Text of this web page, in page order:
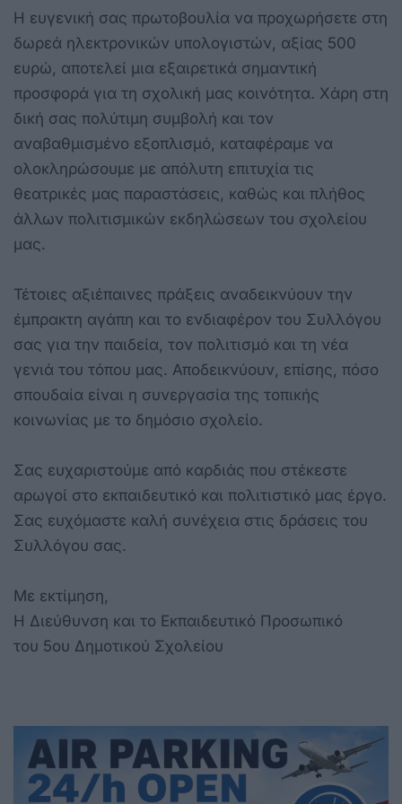
Η ευγενική σας πρωτοβουλία να προχωρήσετε στη
δωρεά ηλεκτρονικών υπολογιστών, αξίας 500
ευρώ, αποτελεί μια εξαιρετικά σημαντική
προσφορά για τη σχολική μας κοινότητα. Χάρη στη
δική σας πολύτιμη συμβολή και τον
αναβαθμισμένο εξοπλισμό, καταφέραμε να
ολοκληρώσουμε με απόλυτη επιτυχία τις
θεατρικές μας παραστάσεις, καθώς και πλήθος
άλλων πολιτισμικών εκδηλώσεων του σχολείου
μας.
Τέτοιες αξιέπαινες πράξεις αναδεικνύουν την
έμπρακτη αγάπη και το ενδιαφέρον του Συλλόγου
σας για την παιδεία, τον πολιτισμό και τη νέα
γενιά του τόπου μας. Αποδεικνύουν, επίσης, πόσο
σπουδαία είναι η συνεργασία της τοπικής
κοινωνίας με το δημόσιο σχολείο.
Σας ευχαριστούμε από καρδιάς που στέκεστε
αρωγοί στο εκπαιδευτικό και πολιτιστικό μας έργο.
Σας ευχόμαστε καλή συνέχεια στις δράσεις του
Συλλόγου σας.
Με εκτίμηση,
Η Διεύθυνση και το Εκπαιδευτικό Προσωπικό
του 5ου Δημοτικού Σχολείου